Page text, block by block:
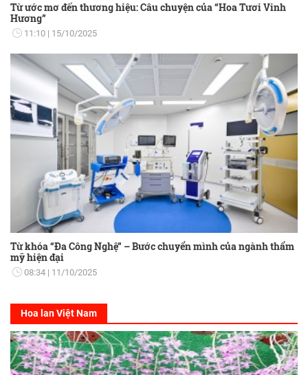
Từ ước mơ đến thương hiệu: Câu chuyện của “Hoa Tươi Vinh
Hương”
11:10 15/10/2025
Từ khóa “Đa Công Nghệ” – Bước chuyển mình của ngành thẩm
mỹ hiện đại
08:34 11/10/2025
Hoa lan Việt Nam